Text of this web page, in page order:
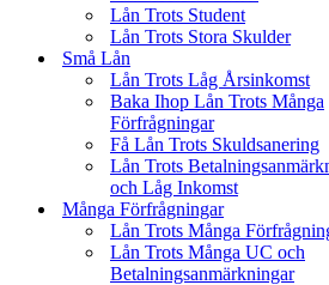
Lån Trots Student
Lån Trots Stora Skulder
Små Lån
Lån Trots Låg Årsinkomst
Baka Ihop Lån Trots Många
Förfrågningar
Få Lån Trots Skuldsanering
Lån Trots
och Låg Inkomst
Många Förfrågningar
Lån Trots Många
Lån Trots Många UC och
Betalningsanmärkningar